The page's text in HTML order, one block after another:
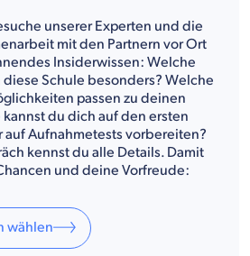
unserer Experten und die
mit den Partnern vor Ort
Insiderwissen: Welche
Schule besonders? Welche
passen zu deinen
du dich auf den ersten
auf Aufnahmetests vorbereiten?
kennst du alle Details. Damit
und deine Vorfreude:
wählen